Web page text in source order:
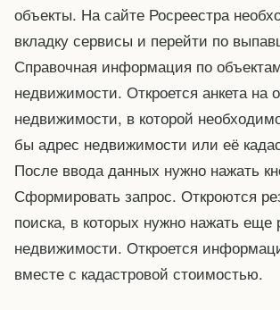
объекты. На сайте Росреестра
вкладку сервисы и перейти по
Справочная информация по
недвижимости. Откроется анкета на
недвижимости, в которой
бы адрес недвижимости или её
После ввода данных нужно нажать
Сформировать запрос. Откроются
поиска, в которых нужно нажать еще
недвижимости. Откроется
вместе с кадастровой стоимостью.